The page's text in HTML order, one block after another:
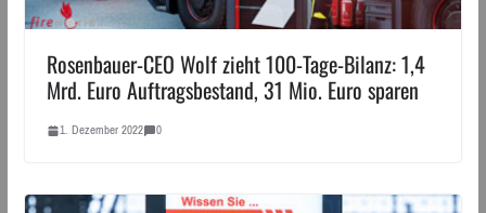
Rosenbauer-CEO Wolf zieht 100-Tage-Bilanz: 1,4
Mrd. Euro Auftragsbestand, 31 Mio. Euro sparen
1. Dezember 2022 0